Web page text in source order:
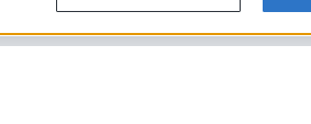
法・サービスに関してのご案内はこちら